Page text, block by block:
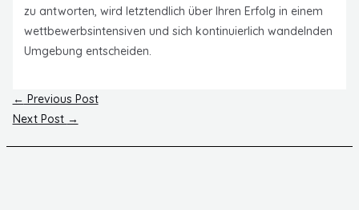
zu antworten, wird letztendlich über Ihren Erfolg in einem
wettbewerbsintensiven und sich kontinuierlich wandelnden
Umgebung entscheiden.
Post
navigation
← Previous Post
Next Post →